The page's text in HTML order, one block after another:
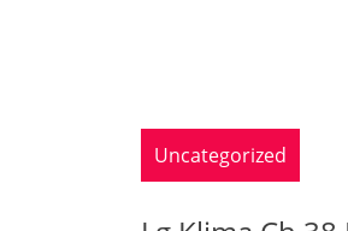
Uncategorized